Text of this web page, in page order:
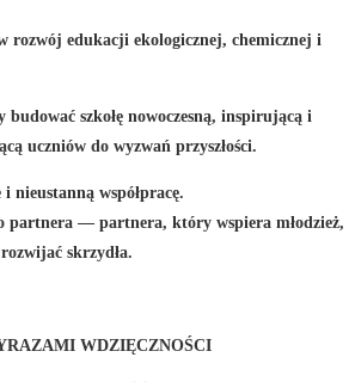
rozwój edukacji ekologicznej, chemicznej i
budować szkołę nowoczesną, inspirującą i
uczniów do wyzwań przyszłości.
nieustanną współpracę.
partnera — partnera, który wspiera młodzież,
skrzydła.
WDZIĘCZNOŚCI